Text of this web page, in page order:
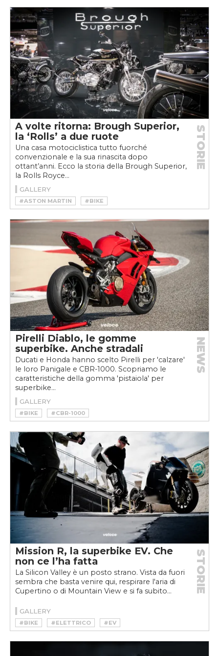
A volte ritorna: Brough Superior,
la ‘Rolls’ a due ruote
Una casa motociclistica tutto fuorché
convenzionale e la sua rinascita dopo
ottant’anni. Ecco la storia della Brough Superior,
la Rolls Royce...
STORIE
GALLERY
#ASTON MARTIN
#BIKE
#BROUGH SUPERIOR
#GEORGE BROUGH
#MOTO
#VINTAGE
Pirelli Diablo, le gomme
superbike. Anche stradali
Ducati e Honda hanno scelto Pirelli per 'calzare'
le loro Panigale e CBR-1000. Scopriamo le
caratteristiche della gomma 'pistaiola' per
superbike...
NEWS
GALLERY
#BIKE
#CBR-1000
#DIABLO SUPERCORSA SP
#DUCATI
#HONDA
#MOTO
#PANIGALE
#PIRELLI
#SUPERBIKE
Mission R, la superbike EV. Che
non ce l’ha fatta
La Silicon Valley è un posto strano. Vista da fuori
sembra che basta venire qui, respirare l'aria di
Cupertino o di Mountain View e si fa subito...
STORIE
GALLERY
#BIKE #ELETTRICO
#EV
#MISSION MOTORS
#MISSION ONE
#MOTO ELETTRICA
#SUPERBIKE